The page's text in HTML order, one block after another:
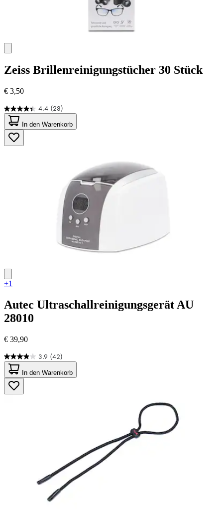
Zeiss Brillenreinigungstücher 30 Stück
€ 3,50
4.4 (23)
4.4
von
5
Sternen.
23
In den Warenkorb
+1
Autec Ultraschallreinigungsgerät AU
28010
€ 39,90
3.9 (42)
3.9
von
5
Sternen.
42
In den Warenkorb